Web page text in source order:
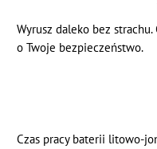
Wyrusz daleko bez
o Twoje bezpieczeństwo.
Czas pracy baterii litowo-